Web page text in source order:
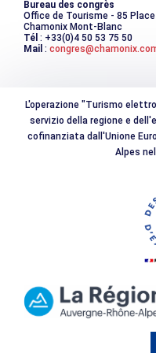
Bureau des congrès
Office de Tourisme - 85
Chamonix Mont-Blanc
Tél : +33(0)4 50 53 75 50
Mail :
L'operazione "Turismo
servizio della regione e
cofinanziata dall'Unione
Alpes